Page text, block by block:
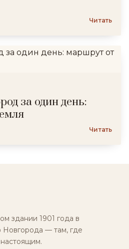
Читать
за один день:
Читать
здании 1901 года в
— там, где